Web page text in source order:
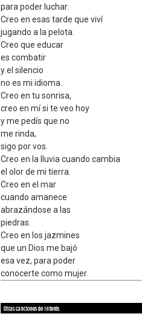
para poder luchar.
Creo en esas tarde que viví
jugando a la pelota.
Creo que educar
es combatir
y el silencio
no es mi idioma.
Creo en tu sonrisa,
creo en mí si te veo hoy
y me pedís que no
me rinda,
sigo por vos.
Creo en la lluvia cuando cambia
el olor de mi tierra.
Creo en el mar
cuando amanece
abrazándose a las
piedras.
Creo en los jazmines
que un Dios me bajó
esa vez, para poder
conocerte como mujer.
Otras canciones de interés